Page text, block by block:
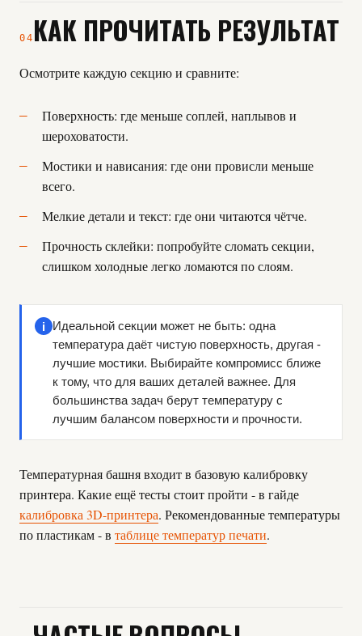
04 КАК ПРОЧИТАТЬ РЕЗУЛЬТАТ
Осмотрите каждую секцию и сравните:
Поверхность: где меньше соплей, наплывов и
шероховатости.
Мостики и нависания: где они провисли меньше
всего.
Мелкие детали и текст: где они читаются чётче.
Прочность склейки: попробуйте сломать секции,
слишком холодные легко ломаются по слоям.
i
Идеальной секции может не быть: одна
температура даёт чистую поверхность, другая -
лучшие мостики. Выбирайте компромисс ближе
к тому, что для ваших деталей важнее. Для
большинства задач берут температуру с
лучшим балансом поверхности и прочности.
Температурная башня входит в базовую калибровку
принтера. Какие ещё тесты стоит пройти - в гайде
калибровка 3D-принтера. Рекомендованные температуры
по пластикам - в таблице температур печати.